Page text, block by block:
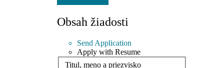
Obsah žiadosti
Send Application
Apply with Resume
Titul, meno a priezvisko